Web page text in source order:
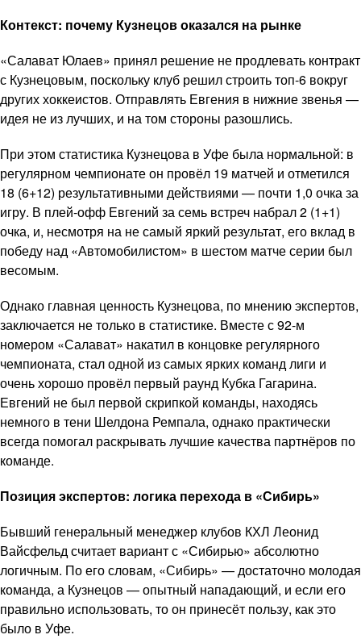
Контекст: почему Кузнецов оказался на рынке
«Салават Юлаев» принял решение не продлевать контракт
с Кузнецовым, поскольку клуб решил строить топ-6 вокруг
других хоккеистов. Отправлять Евгения в нижние звенья —
идея не из лучших, и на том стороны разошлись.
При этом статистика Кузнецова в Уфе была нормальной: в
регулярном чемпионате он провёл 19 матчей и отметился
18 (6+12) результативными действиями — почти 1,0 очка за
игру. В плей-офф Евгений за семь встреч набрал 2 (1+1)
очка, и, несмотря на не самый яркий результат, его вклад в
победу над «Автомобилистом» в шестом матче серии был
весомым.
Однако главная ценность Кузнецова, по мнению экспертов,
заключается не только в статистике. Вместе с 92-м
номером «Салават» накатил в концовке регулярного
чемпионата, стал одной из самых ярких команд лиги и
очень хорошо провёл первый раунд Кубка Гагарина.
Евгений не был первой скрипкой команды, находясь
немного в тени Шелдона Ремпала, однако практически
всегда помогал раскрывать лучшие качества партнёров по
команде.
Позиция экспертов: логика перехода в «Сибирь»
Бывший генеральный менеджер клубов КХЛ Леонид
Вайсфельд считает вариант с «Сибирью» абсолютно
логичным. По его словам, «Сибирь» — достаточно молодая
команда, а Кузнецов — опытный нападающий, и если его
правильно использовать, то он принесёт пользу, как это
было в Уфе.